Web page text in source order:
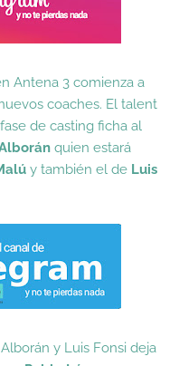
Antena 3 comienza a
coaches. El talent
de casting ficha al
quien estará
y también el de Luis
y Luis Fonsi deja